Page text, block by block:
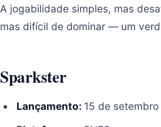
A jogabilidade simples, mas
mas difícil de dominar — um
Sparkster
Lançamento: 15 de